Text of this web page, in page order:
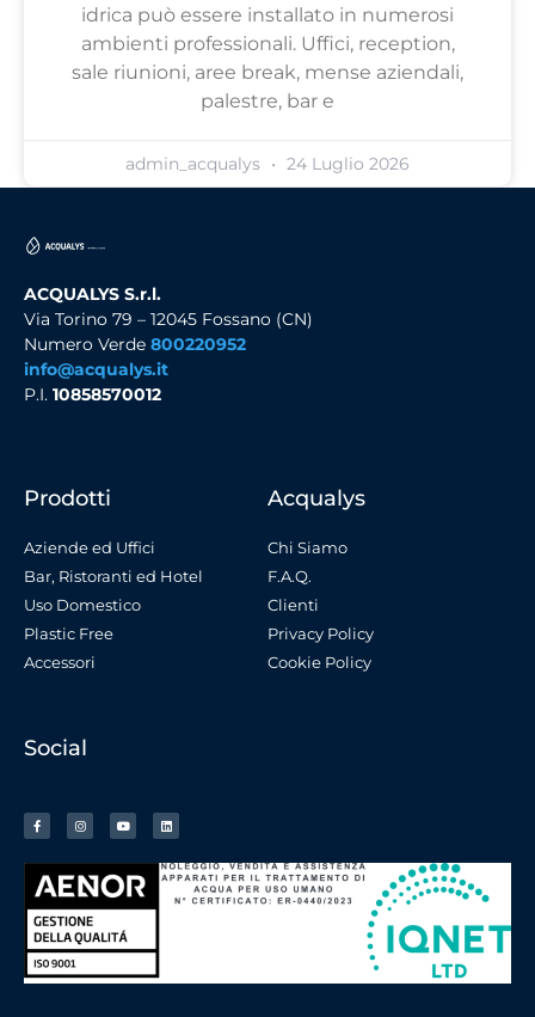
idrica può essere installato in numerosi
ambienti professionali. Uffici, reception,
sale riunioni, aree break, mense aziendali,
palestre, bar e
admin_acqualys 24 Luglio 2026
ACQUALYS S.r.l.
Via Torino 79 – 12045 Fossano (CN)
Numero Verde 800220952
info@acqualys.it
P.I. 10858570012
Prodotti
Aziende ed Uffici
Bar, Ristoranti ed Hotel
Uso Domestico
Plastic Free
Accessori
Acqualys
Chi Siamo
F.A.Q.
Clienti
Privacy Policy
Cookie Policy
Social